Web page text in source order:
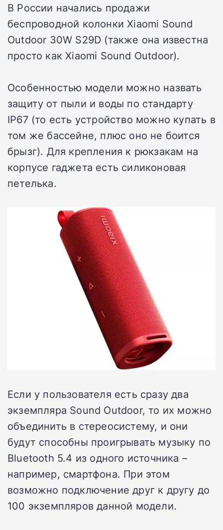
В России начались продажи
беспроводной колонки Xiaomi Sound
Outdoor 30W S29D (также она известна
просто как Xiaomi Sound Outdoor).
Особенностью модели можно назвать
защиту от пыли и воды по стандарту
IP67 (то есть устройство можно купать в
том же бассейне, плюс оно не боится
брызг). Для крепления к рюкзакам на
корпусе гаджета есть силиконовая
петелька.
Если у пользователя есть сразу два
экземпляра Sound Outdoor, то их можно
объединить в стереосистему, и они
будут способны проигрывать музыку по
Bluetooth 5.4 из одного источника –
например, смартфона. При этом
возможно подключение друг к другу до
100 экземпляров данной модели.